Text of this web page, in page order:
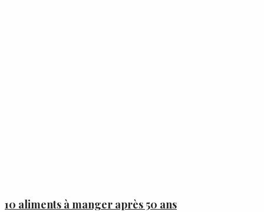
10 aliments à manger après 50 ans